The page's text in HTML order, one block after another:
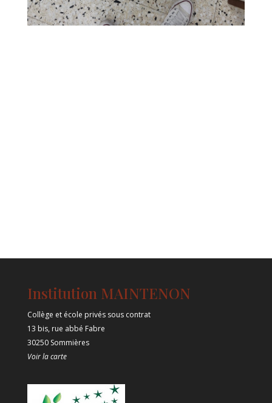
Institution MAINTENON
Collège et école privés sous contrat
13 bis, rue abbé Fabre
30250 Sommières
Voir la carte